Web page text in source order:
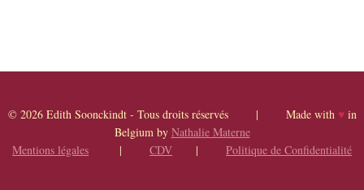
© 2026 Edith Soonckindt - Tous droits réservés | Made with ♥in
Belgium by Nathalie Materne
Mentions légales | CDV | Politique de Confidentialité